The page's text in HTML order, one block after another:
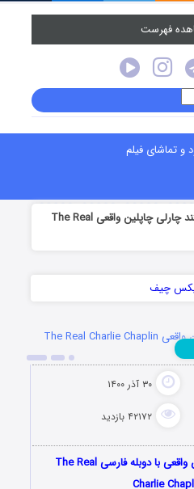
فهرست
و تماشای فیلم
دانلود مستند چارلی چاپلین واقعی The Real
دانلود مستند چارلی چاپلین واقعی The Real Charlie Chaplin
۳۰ آذر ۱۴۰۰
۴۲۱۷۲ بازدید
دانلود مستند چارلی چاپلین واقعی با دوبله فارسی The Real
Charlie